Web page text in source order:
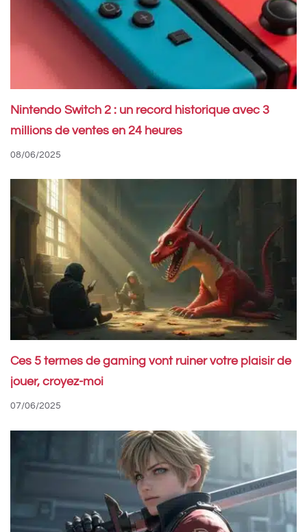
Nintendo Switch 2 : un record historique avec 3
millions de ventes en 24 heures
08/06/2025
Ces 5 termes de gaming vont ruiner votre plaisir de
jouer, croyez-moi
07/06/2025